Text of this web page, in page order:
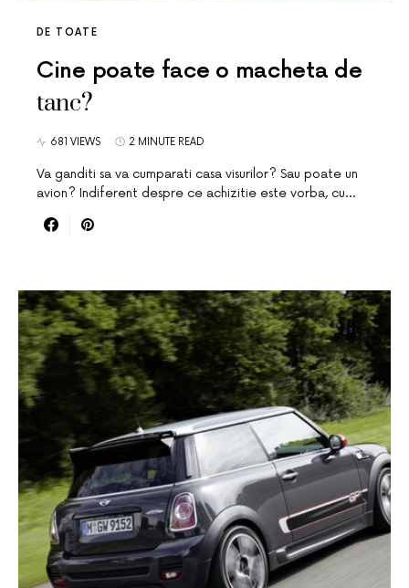
DE TOATE
Cine poate face o macheta de
tanc?
681 VIEWS 2 MINUTE READ
Va ganditi sa va cumparati casa visurilor? Sau poate un
avion? Indiferent despre ce achizitie este vorba, cu…